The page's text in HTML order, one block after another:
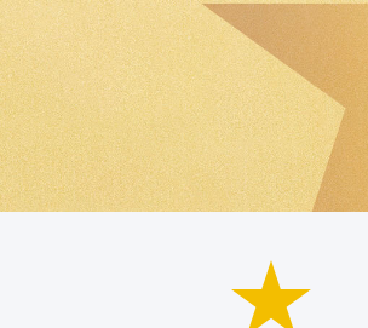
脂質 : 0g
炭水化物 : 2.6g
（糖質: 2.5g）
（食物繊維 : 0〜0.2g）
食塩相当量 : 0〜0.02g